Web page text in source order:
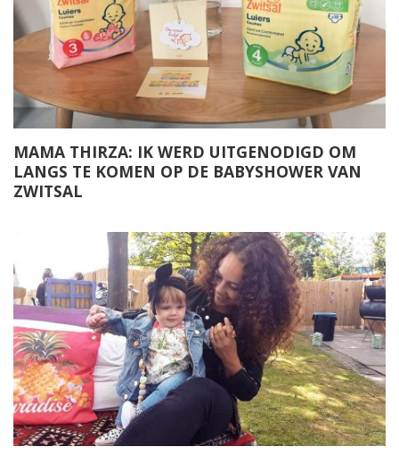
MAMA THIRZA: IK WERD UITGENODIGD OM
LANGS TE KOMEN OP DE BABYSHOWER VAN
ZWITSAL